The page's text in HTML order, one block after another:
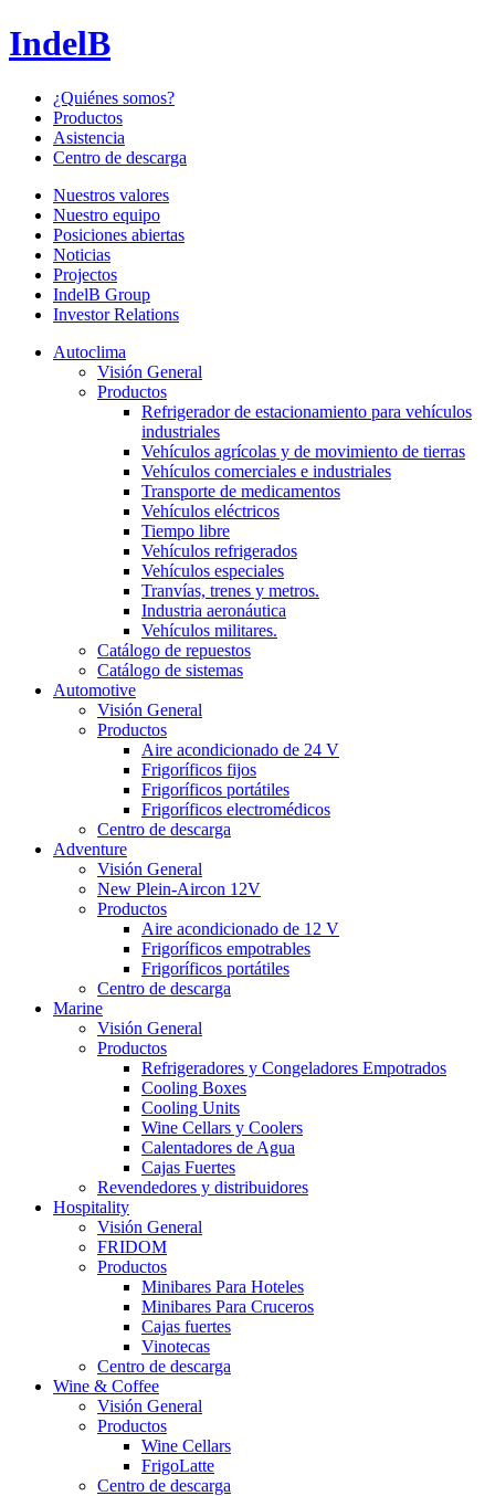
IndelB
¿Quiénes somos?
Productos
Asistencia
Centro de descarga
Nuestros valores
Nuestro equipo
Posiciones abiertas
Noticias
Projectos
IndelB Group
Investor Relations
Autoclima
Visión General
Productos
Refrigerador de estacionamiento para vehículos
industriales
Vehículos agrícolas y de movimiento de tierras
Vehículos comerciales e industriales
Transporte de medicamentos
Vehículos eléctricos
Tiempo libre
Vehículos refrigerados
Vehículos especiales
Tranvías, trenes y metros.
Industria aeronáutica
Vehículos militares.
Catálogo de repuestos
Catálogo de sistemas
Automotive
Visión General
Productos
Aire acondicionado de 24 V
Frigoríficos fijos
Frigoríficos portátiles
Frigoríficos electromédicos
Centro de descarga
Adventure
Visión General
New Plein-Aircon 12V
Productos
Aire acondicionado de 12 V
Frigoríficos empotrables
Frigoríficos portátiles
Centro de descarga
Marine
Visión General
Productos
Refrigeradores y Congeladores Empotrados
Cooling Boxes
Cooling Units
Wine Cellars y Coolers
Calentadores de Agua
Cajas Fuertes
Revendedores y distribuidores
Hospitality
Visión General
FRIDOM
Productos
Minibares Para Hoteles
Minibares Para Cruceros
Cajas fuertes
Vinotecas
Centro de descarga
Wine & Coffee
Visión General
Productos
Wine Cellars
FrigoLatte
Centro de descarga